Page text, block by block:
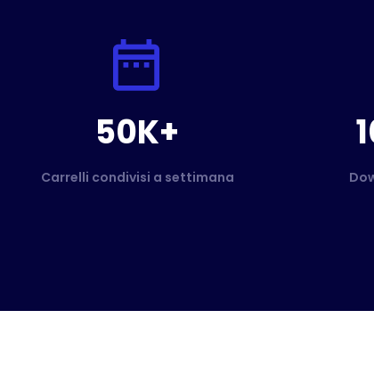
50K+
Carrelli condivisi a settimana